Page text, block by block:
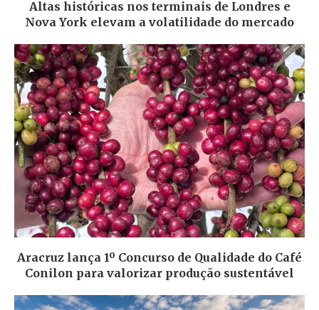
Altas históricas nos terminais de Londres e
Nova York elevam a volatilidade do mercado
Aracruz lança 1º Concurso de Qualidade do Café
Conilon para valorizar produção sustentável